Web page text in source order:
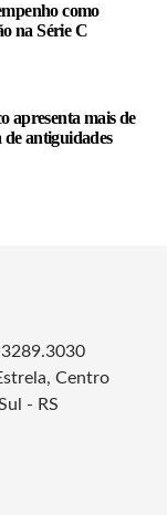
como
na Série C
apresenta mais de
de antiguidades
3289.3030
Centro
- RS